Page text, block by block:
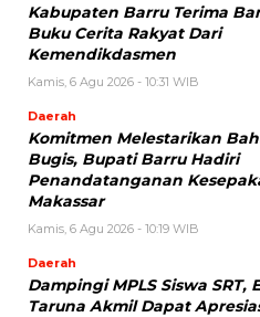
Kabupaten Barru Terima
Buku Cerita Rakyat Dari
Kemendikdasmen
Kamis, 6 Agu 2026 - 10:31 WIB
Daerah
Komitmen Melestarikan
Bugis, Bupati Barru Hadiri
Penandatanganan
Makassar
Kamis, 6 Agu 2026 - 10:19 WIB
Daerah
Dampingi MPLS Siswa SRT,
Taruna Akmil Dapat